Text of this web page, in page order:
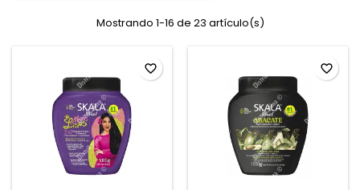
Mostrando 1-16 de 23 artículo(s)
favorite_border favorite_border